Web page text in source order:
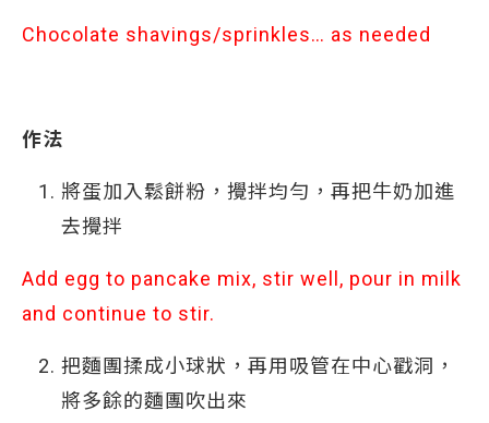
Chocolate shavings/sprinkles… as needed
作法
將蛋加入鬆餅粉，攪拌均勻，再把牛奶加進
去攪拌
Add egg to pancake mix, stir well, pour in milk
and continue to stir.
把麵團揉成小球狀，再用吸管在中心戳洞，
將多餘的麵團吹出來